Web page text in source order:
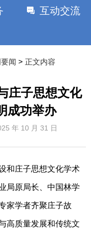
互动交流
闻 > 正文内容
庄子思想文化
成功举办
年 10 月 31 日
和庄子思想文化学术
局原局长、中国林学
家学者齐聚庄子故
高质量发展和传统文